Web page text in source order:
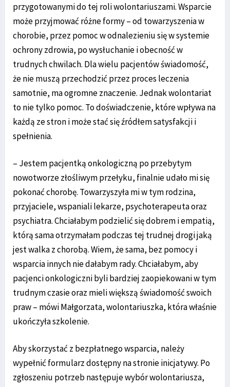
przygotowanymi do tej roli wolontariuszami. Wsparcie
może przyjmować różne formy – od towarzyszenia w
chorobie, przez pomoc w odnalezieniu się w systemie
ochrony zdrowia, po wysłuchanie i obecność w
trudnych chwilach. Dla wielu pacjentów świadomość,
że nie muszą przechodzić przez proces leczenia
samotnie, ma ogromne znaczenie. Jednak wolontariat
to nie tylko pomoc. To doświadczenie, które wpływa na
każdą ze stron i może stać się źródłem satysfakcji i
spełnienia.
– Jestem pacjentką onkologiczną po przebytym
nowotworze złośliwym przełyku, finalnie udało mi się
pokonać chorobę. Towarzyszyła mi w tym rodzina,
przyjaciele, wspaniali lekarze, psychoterapeuta oraz
psychiatra. Chciałabym podzielić się dobrem i empatią,
którą sama otrzymałam podczas tej trudnej drogi jaką
jest walka z chorobą. Wiem, że sama, bez pomocy i
wsparcia innych nie dałabym rady. Chciałabym, aby
pacjenci onkologiczni byli bardziej zaopiekowani w tym
trudnym czasie oraz mieli większą świadomość swoich
praw – mówi Małgorzata, wolontariuszka, która właśnie
ukończyła szkolenie.
Aby skorzystać z bezpłatnego wsparcia, należy
wypełnić formularz dostępny na stronie inicjatywy. Po
zgłoszeniu potrzeb następuje wybór wolontariusza,